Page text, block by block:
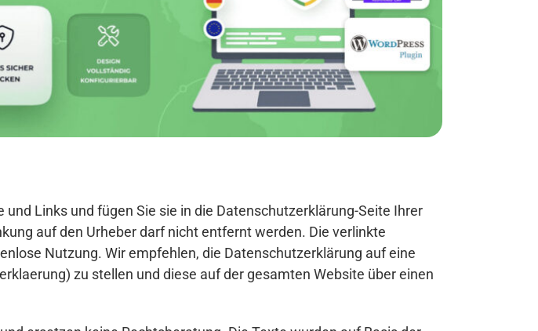
und Links und fügen Sie sie in die Datenschutzerklärung-Seite Ihrer
auf den Urheber darf nicht entfernt werden. Die verlinkte
Nutzung. Wir empfehlen, die Datenschutzerklärung auf eine
zu stellen und diese auf der gesamten Website über einen